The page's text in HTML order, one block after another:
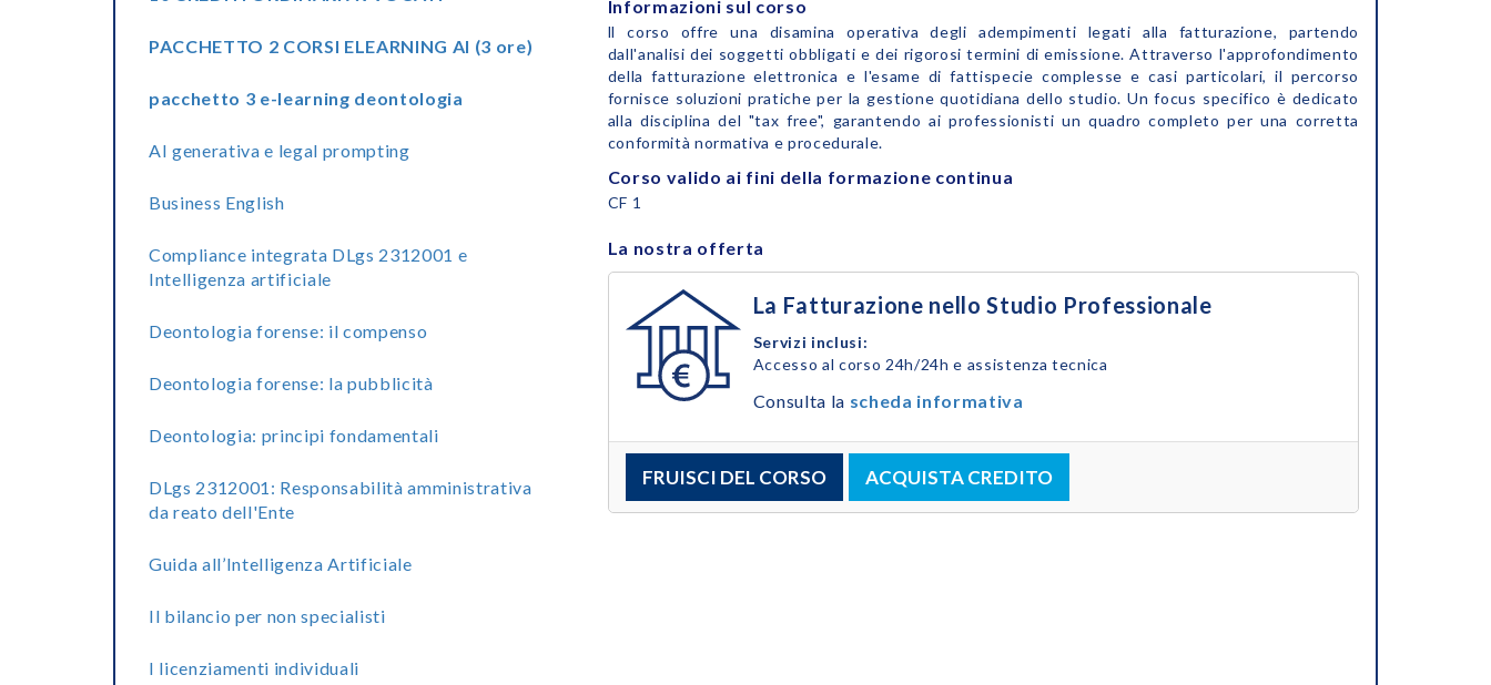
PACCHETTO 2 CORSI ELEARNING AI (3 ore)
pacchetto 3 e-learning deontologia
AI generativa e legal prompting
Business English
Compliance integrata DLgs 2312001 e
Intelligenza artificiale
Deontologia forense: il compenso
Deontologia forense: la pubblicità
Deontologia: principi fondamentali
DLgs 2312001: Responsabilità amministrativa
da reato dell'Ente
Guida all’Intelligenza Artificiale
Il bilancio per non specialisti
I licenziamenti individuali
Informazioni sul corso
ll corso offre una disamina operativa degli adempimenti legati alla fatturazione, partendo
dall'analisi dei soggetti obbligati e dei rigorosi termini di emissione. Attraverso l'approfondimento
della fatturazione elettronica e l'esame di fattispecie complesse e casi particolari, il percorso
fornisce soluzioni pratiche per la gestione quotidiana dello studio. Un focus specifico è dedicato
alla disciplina del "tax free", garantendo ai professionisti un quadro completo per una corretta
conformità normativa e procedurale.
Corso valido ai fini della formazione continua
CF 1
La nostra offerta
La Fatturazione nello Studio Professionale
Servizi inclusi:
Accesso al corso 24h/24h e assistenza tecnica
Consulta la scheda informativa
FRUISCI DEL CORSO ACQUISTA CREDITO